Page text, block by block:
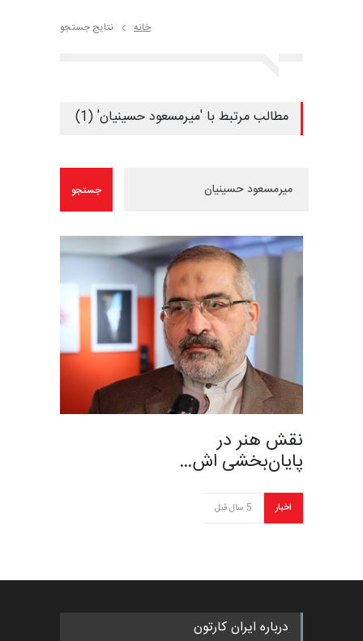
خانه نتایج جستجو
مطالب مرتبط با 'میرمسعود حسینیان' (1)
نقش هنر در
پایان‌بخشی اش…
اخبار 5 سال قبل
درباره ایران کارتون